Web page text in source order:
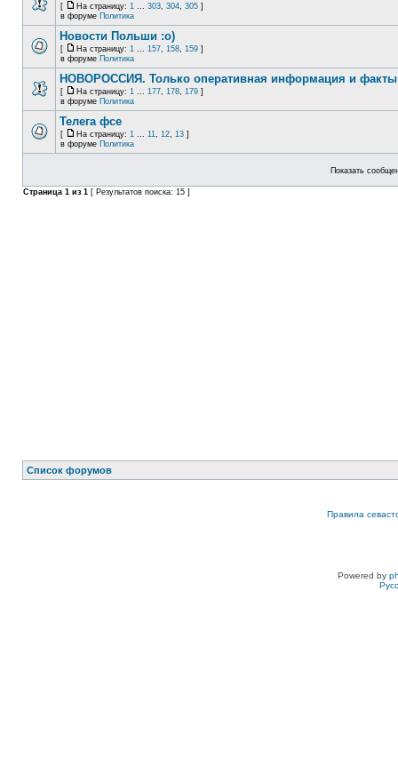
[ На страницу: 1 ... 303, 304, 305 ]
в форуме Политика
Новости Польши :o)
[ На страницу: 1 ... 157, 158, 159 ]
в форуме Политика
НОВОРОССИЯ. Только оперативная информация и факты
[ На страницу: 1 ... 177, 178, 179 ]
в форуме Политика
Телега фсе
[ На страницу: 1 ... 11, 12, 13 ]
в форуме Политика
Показать
Страница 1 из 1 [ Результатов поиска: 15 ]
Список форумов
Правила
Powered by